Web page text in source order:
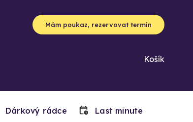
Mám poukaz, rezervovat termín
Košík
Dárkový rádce Last minute